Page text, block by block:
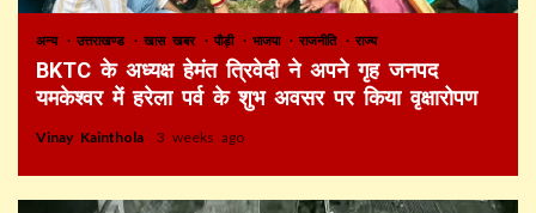
अन्य उत्तराखण्ड खास खबर पौड़ी भाजपा राजनीति राज्य
BKTC के अध्यक्ष हेमंत त्रिवेदी ने अपने गृह जनपद
यमकेश्वर में हरेला पर्व के शुभ अवसर पर किया वृक्षारोपण
Vinay Kainthola 3 weeks ago